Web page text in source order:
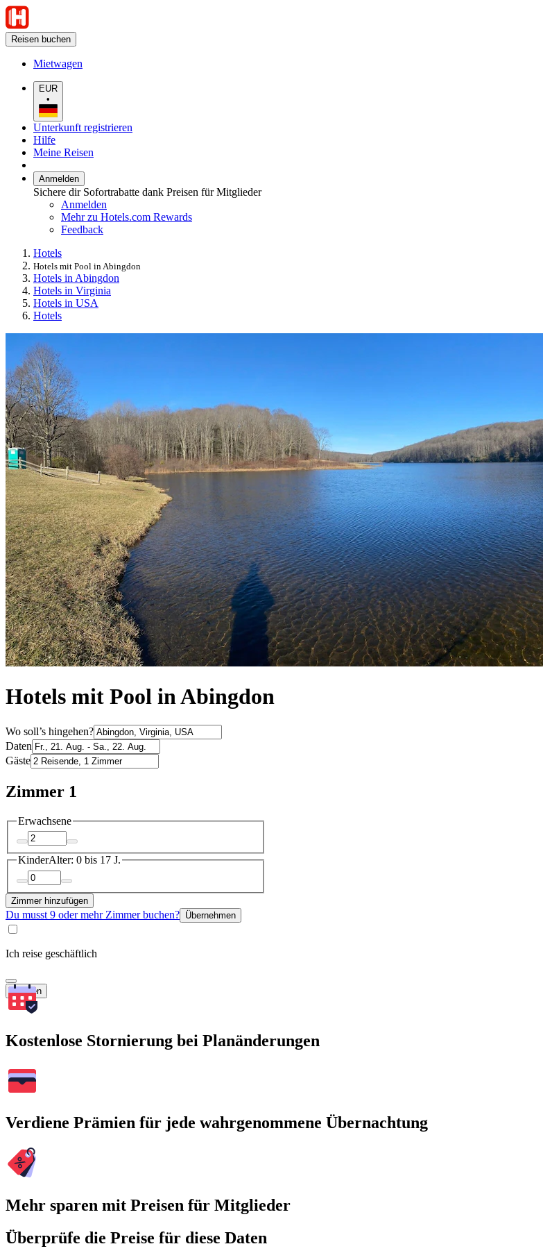
Reisen buchen
Mietwagen
EUR
•
Unterkunft registrieren
Hilfe
Meine Reisen
Anmelden
Sichere dir Sofortrabatte dank Preisen für Mitglieder
Anmelden
Mehr zu Hotels.com Rewards
Feedback
Hotels
Hotels mit Pool in Abingdon
Hotels in Abingdon
Hotels in Virginia
Hotels in USA
Hotels
Hotels mit Pool in Abingdon
Wo soll’s hingehen?
Daten
Gäste
Zimmer 1
Erwachsene
KinderAlter: 0 bis 17 J.
Zimmer hinzufügen
Du musst 9 oder mehr Zimmer buchen? Übernehmen
Ich reise geschäftlich
Suchen
Kostenlose Stornierung bei Planänderungen
Verdiene Prämien für jede wahrgenommene Übernachtung
Mehr sparen mit Preisen für Mitglieder
Überprüfe die Preise für diese Daten